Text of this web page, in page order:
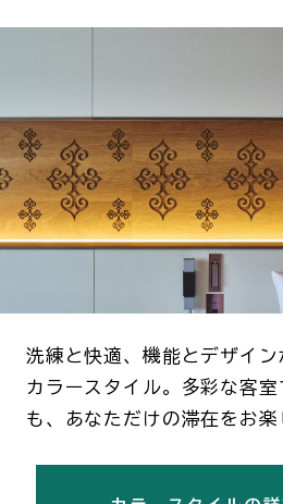
洗練と快適、機能とデザイン
カラースタイル。多彩な客
も、あなただけの滞在をお楽